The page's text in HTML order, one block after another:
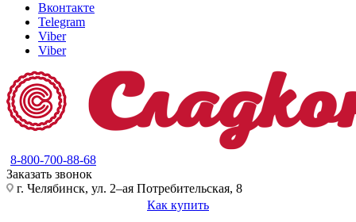
Вконтакте
Telegram
Viber
Viber
8-800-700-88-68
Заказать звонок
г. Челябинск, ул. 2–ая Потребительская, 8
Как купить